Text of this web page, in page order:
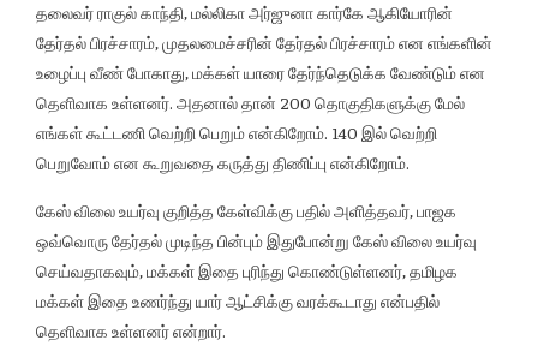
தலைவர் ராகுல் காந்தி, மல்லிகா அர்ஜுனா கார்கே ஆகியோரின்
தேர்தல் பிரச்சாரம், முதலமைச்சரின் தேர்தல் பிரச்சாரம் என எங்களின்
உழைப்பு வீண் போகாது, மக்கள் யாரை தேர்ந்தெடுக்க வேண்டும் என
தெளிவாக உள்ளனர். அதனால் தான் 200 தொகுதிகளுக்கு மேல்
எங்கள் கூட்டணி வெற்றி பெறும் என்கிறோம். 140 இல் வெற்றி
பெறுவோம் என கூறுவதை கருத்து திணிப்பு என்கிறோம்.
கேஸ் விலை உயர்வு குறித்த கேள்விக்கு பதில் அளித்தவர், பாஜக
ஒவ்வொரு தேர்தல் முடிந்த பின்பும் இதுபோன்று கேஸ் விலை உயர்வு
செய்வதாகவும், மக்கள் இதை புரிந்து கொண்டுள்ளனர், தமிழக
மக்கள் இதை உணர்ந்து யார் ஆட்சிக்கு வரக்கூடாது என்பதில்
தெளிவாக உள்ளனர் என்றார்.